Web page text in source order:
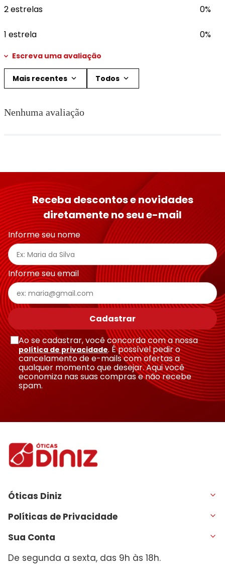
2 estrelas 0%
1 estrela 0%
Escreva uma avaliação
Título
★★★★★
Seu nome
Endereço de email
Escreva uma avaliação
Enviar avaliação
Mais recentes Todos
Nenhuma avaliação
Receba descontos e novidades
diretamente no seu e-mail
Informe seu nome
Informe seu email
Cadastrar
Ao se cadastrar, você concorda com a nossa
política de privacidade. É possível pedir o
cancelamento de e-mails com ofertas a
qualquer momento que desejar. Aqui você
economiza nas suas compras e não recebe
spam.
Óticas Diniz
Políticas de Privacidade
Sua Conta
De segunda a sexta, das 9h às 18h.